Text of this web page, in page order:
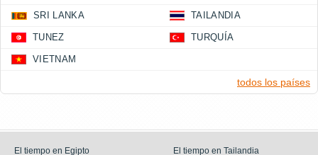
SRI LANKA TAILANDIA
TUNEZ TURQUÍA
VIETNAM
todos los países
El tiempo en Egipto El tiempo en Tailandia